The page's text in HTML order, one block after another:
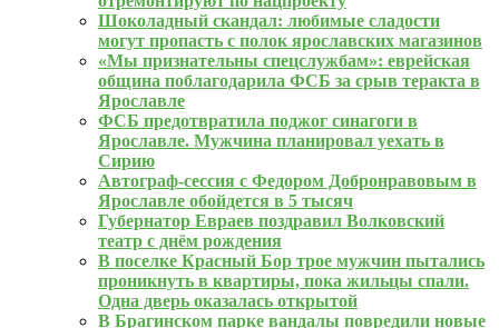
Шоколадный скандал: любимые сладости
могут пропасть с полок ярославских магазинов
«Мы признательны спецслужбам»: еврейская
община поблагодарила ФСБ за срыв теракта в
Ярославле
ФСБ предотвратила поджог синагоги в
Ярославле. Мужчина планировал уехать в
Сирию
Автограф-сессия с Федором Добронравовым в
Ярославле обойдется в 5 тысяч
Губернатор Евраев поздравил Волковский
театр с днём рождения
В поселке Красный Бор трое мужчин пытались
проникнуть в квартиры, пока жильцы спали.
Одна дверь оказалась открытой
В Брагинском парке вандалы повредили новые